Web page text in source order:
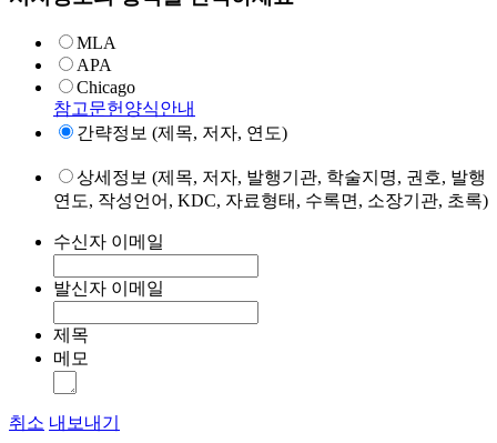
MLA
APA
Chicago
참고문헌양식안내
간략정보 (제목, 저자, 연도)
상세정보 (제목, 저자, 발행기관, 학술지명, 권호, 발행
연도, 작성언어, KDC, 자료형태, 수록면, 소장기관, 초록)
수신자 이메일
발신자 이메일
제목
메모
취소 내보내기